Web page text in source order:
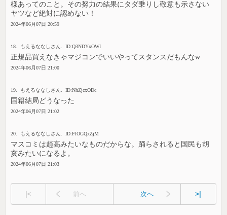
様あってのこと。その努力の結果にタダ乗りし敬意も示さない
ヤツなど絶対に認めない！
2024年06月07日 20:59
18. もえるななしさん. ID:Q3NDYxOWI
正規品買えなきゃマジコンでいいやってスタンスだもんなw
2024年06月07日 21:00
19. もえるななしさん. ID:NhZjcxODc
国籍結局どうなった
2024年06月07日 21:02
20. もえるななしさん. ID:FlOGQxZjM
マスコミは趙高みたいなものだからな。踊らされると国民も胡
亥みたいになるよ。
2024年06月07日 21:03
|< 前へ 次へ >|